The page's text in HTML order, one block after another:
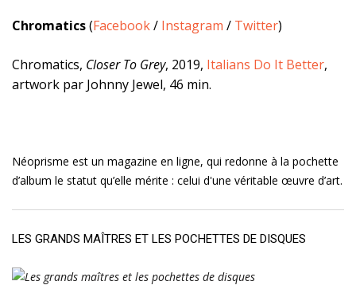
Chromatics(Facebook/ Instagram / Twitter)
Chromatics, Closer To Grey, 2019, Italians Do It Better,
artwork par Johnny Jewel, 46 min.
Néoprisme est un magazine en ligne, qui redonne à la pochette
d’album le statut qu’elle mérite : celui d'une véritable œuvre d’art.
LES GRANDS MAÎTRES ET LES POCHETTES DE DISQUES